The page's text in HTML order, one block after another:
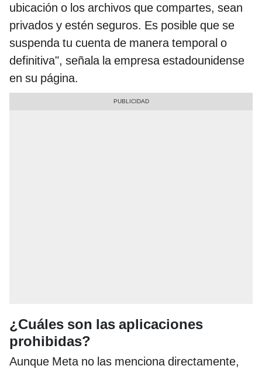
ubicación o los archivos que compartes, sean
privados y estén seguros. Es posible que se
suspenda tu cuenta de manera temporal o
definitiva", señala la empresa estadounidense
en su página.
¿Cuáles son las aplicaciones
prohibidas?
Aunque Meta no las menciona directamente,